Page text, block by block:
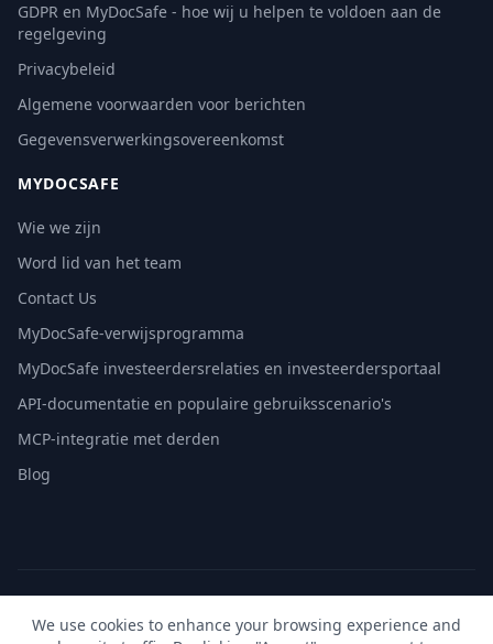
GDPR en MyDocSafe - hoe wij u helpen te voldoen aan de
regelgeving
Privacybeleid
Algemene voorwaarden voor berichten
Gegevensverwerkingsovereenkomst
MYDOCSAFE
Wie we zijn
Word lid van het team
Contact Us
MyDocSafe-verwijsprogramma
MyDocSafe investeerdersrelaties en investeerdersportaal
API-documentatie en populaire gebruiksscenario's
MCP-integratie met derden
Blog
© 2026 MyDocSafe. Alle rechten voorbehouden. | Sitemap
|
build dev
We use cookies to enhance your browsing experience and